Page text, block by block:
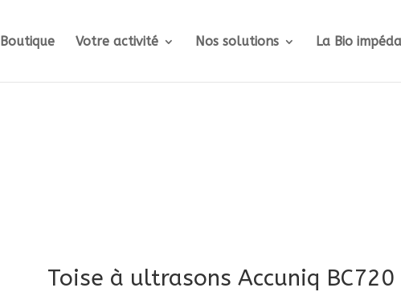
Boutique Votre activité Nos solutions La Bio
Toise à ultrasons Accuniq BC720